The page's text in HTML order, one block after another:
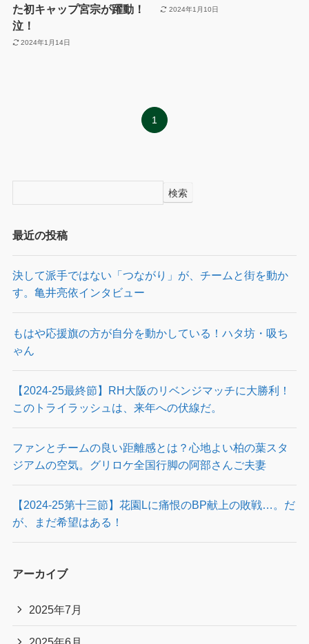
た初キャップ宮宗が躍動！
泣！
2024年1月14日
2024年1月10日
1
検索
最近の投稿
決して派手ではない「つながり」が、チームと街を動か
す。亀井亮依インタビュー
もはや応援旗の方が自分を動かしている！ハタ坊・吸ち
ゃん
【2024-25最終節】RH大阪のリベンジマッチに大勝利！
このトライラッシュは、来年への伏線だ。
ファンとチームの良い距離感とは？心地よい柏の葉スタ
ジアムの空気。グリロケ全国行脚の阿部さんご夫妻
【2024-25第十三節】花園Lに痛恨のBP献上の敗戦…。だ
が、まだ希望はある！
アーカイブ
2025年7月